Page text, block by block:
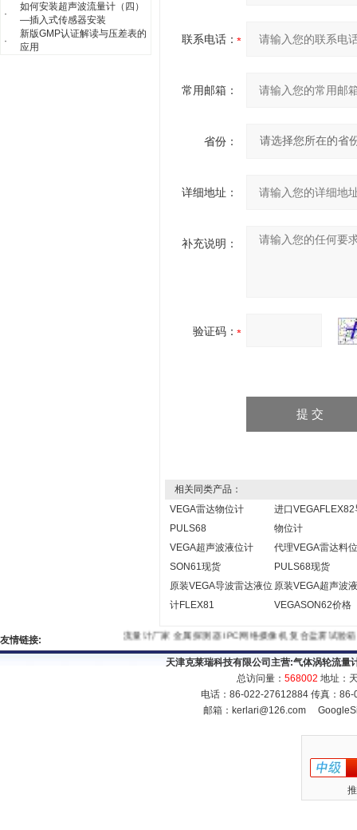
·
如何安装超声波流量计（四）
—插入式传感器安装
·
新版GMP认证解读与压差表的
应用
联系电话：
常用邮箱：
省份：
详细地址：
补充说明：
验证码：
相关同类产品：
VEGA雷达物位计
PULS68
进口VEGAFLEX82
物位计
VEGA超声波液位计
SON61现货
代理VEGA雷达料
PULS68现货
原装VEGA导波雷达液位
计FLEX81
原装VEGA超声波
VEGASON62价格
友情链接: 流量计厂家金属探测器IPC网络摄像机复合盐雾试验箱
天津克莱瑞科技有限公司主营:气体涡轮流量
总访问量： 568002 地址：
电话：86-022-27612884 传真：
邮箱： kerlari@126.com